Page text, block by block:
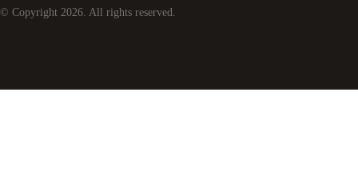
© Copyright 2026 . All rights reserved.